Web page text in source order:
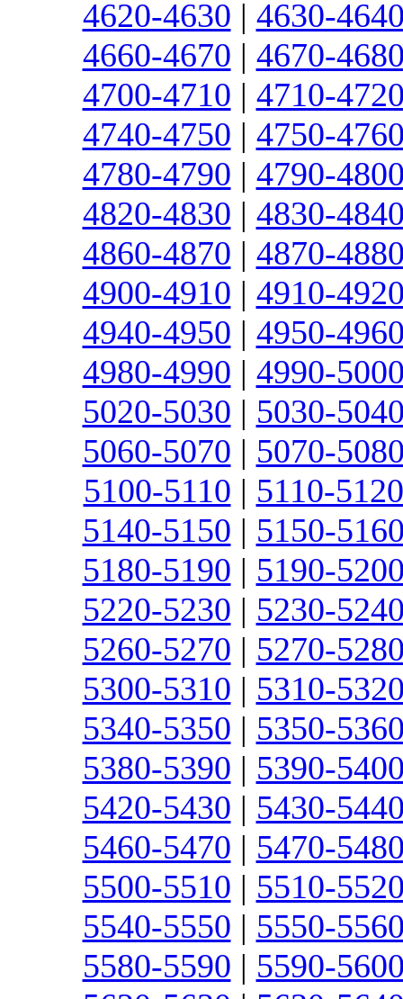
4620-4630 | 4630-
4660-4670 | 4670-
4700-4710 | 4710-
4740-4750 | 4750-
4780-4790 | 4790-
4820-4830 | 4830-
4860-4870 | 4870-
4900-4910 | 4910-
4940-4950 | 4950-
4980-4990 | 4990-
5020-5030 | 5030-
5060-5070 | 5070-
5100-5110 | 5110-5120
5140-5150 | 5150-
5180-5190 | 5190-
5220-5230 | 5230-
5260-5270 | 5270-
5300-5310 | 5310-
5340-5350 | 5350-
5380-5390 | 5390-
5420-5430 | 5430-
5460-5470 | 5470-
5500-5510 | 5510-
5540-5550 | 5550-
5580-5590 | 5590-